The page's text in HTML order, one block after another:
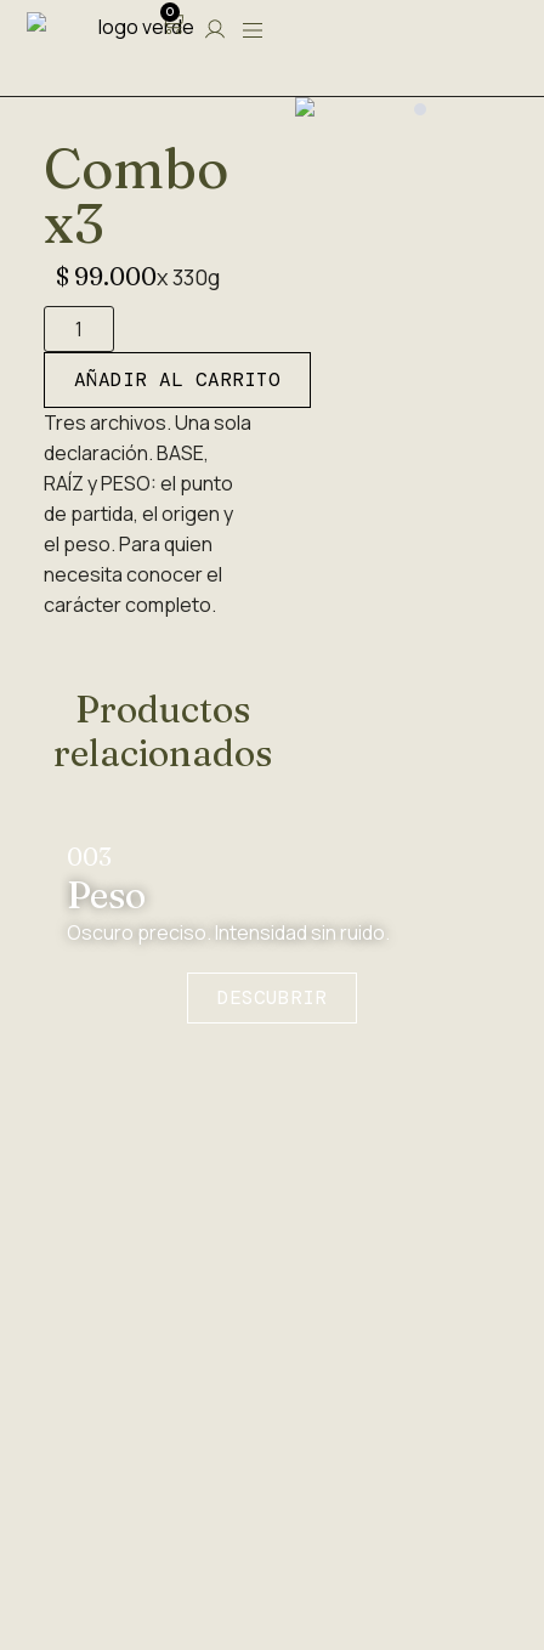
0
Combo
x3
$ 99.000x 330g
AÑADIR AL CARRITO
Tres archivos. Una sola
declaración. BASE,
RAÍZ y PESO: el punto
de partida, el origen y
el peso. Para quien
necesita conocer el
carácter completo.
Productos
relacionados
003
Peso
Oscuro preciso. Intensidad sin ruido.
DESCUBRIR